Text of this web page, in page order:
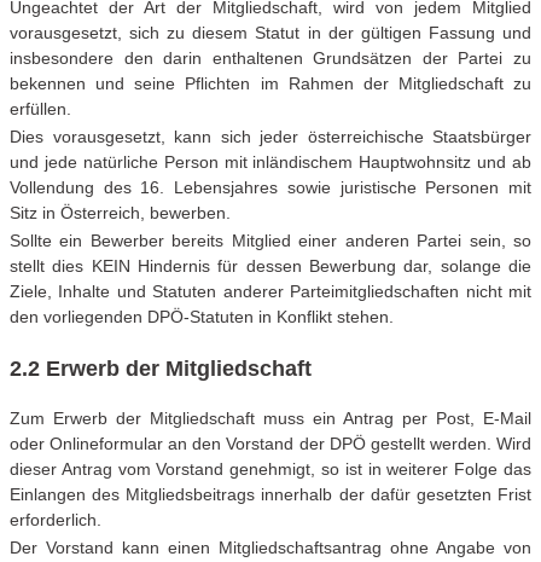
Ungeachtet der Art der Mitgliedschaft, wird von jedem Mitglied
vorausgesetzt, sich zu diesem Statut in der gültigen Fassung und
insbesondere den darin enthaltenen Grundsätzen der Partei zu
bekennen und seine Pflichten im Rahmen der Mitgliedschaft zu
erfüllen.
Dies vorausgesetzt, kann sich jeder österreichische Staatsbürger
und jede natürliche Person mit inländischem Hauptwohnsitz und ab
Vollendung des 16. Lebensjahres sowie juristische Personen mit
Sitz in Österreich, bewerben.
Sollte ein Bewerber bereits Mitglied einer anderen Partei sein, so
stellt dies KEIN Hindernis für dessen Bewerbung dar, solange die
Ziele, Inhalte und Statuten anderer Parteimitgliedschaften nicht mit
den vorliegenden DPÖ-Statuten in Konflikt stehen.
2.2 Erwerb der Mitgliedschaft
Zum Erwerb der Mitgliedschaft muss ein Antrag per Post, E-Mail
oder Onlineformular an den Vorstand der DPÖ gestellt werden. Wird
dieser Antrag vom Vorstand genehmigt, so ist in weiterer Folge das
Einlangen des Mitgliedsbeitrags innerhalb der dafür gesetzten Frist
erforderlich.
Der Vorstand kann einen Mitgliedschaftsantrag ohne Angabe von